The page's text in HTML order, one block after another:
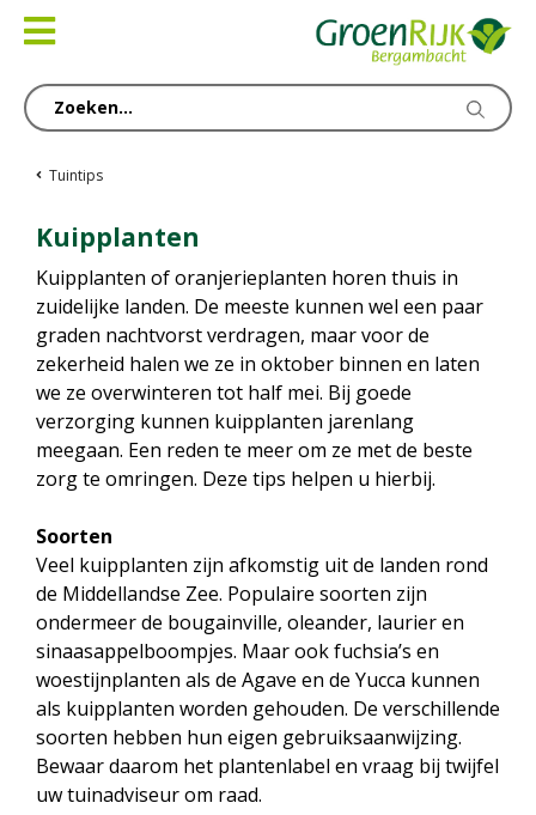
naar
Tuintips
Kuipplanten
Kuipplanten of oranjerieplanten horen thuis in
zuidelijke landen. De meeste kunnen wel een paar
graden nachtvorst verdragen, maar voor de
zekerheid halen we ze in oktober binnen en laten
we ze overwinteren tot half mei. Bij goede
verzorging kunnen kuipplanten jarenlang
meegaan. Een reden te meer om ze met de beste
zorg te omringen. Deze tips helpen u hierbij.
Soorten
Veel kuipplanten zijn afkomstig uit de landen rond
de Middellandse Zee. Populaire soorten zijn
ondermeer de bougainville, oleander, laurier en
sinaasappelboompjes. Maar ook fuchsia’s en
woestijnplanten als de Agave en de Yucca kunnen
als kuipplanten worden gehouden. De verschillende
soorten hebben hun eigen gebruiksaanwijzing.
Bewaar daarom het plantenlabel en vraag bij twijfel
uw tuinadviseur om raad.